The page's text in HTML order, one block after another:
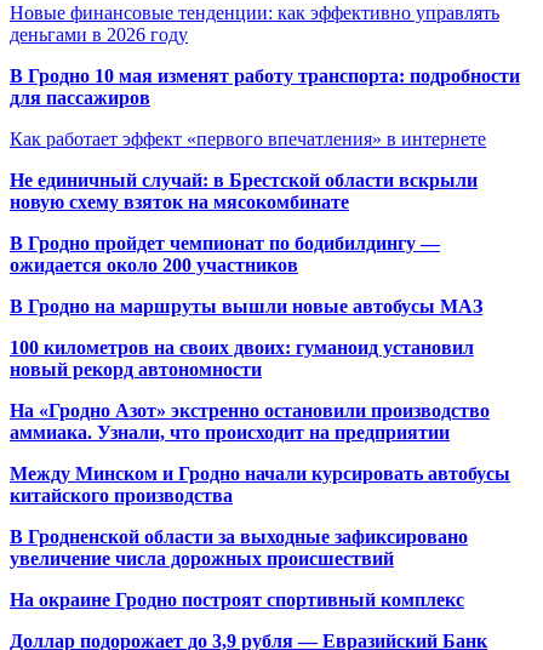
Новые финансовые тенденции: как эффективно управлять
деньгами в 2026 году
В Гродно 10 мая изменят работу транспорта: подробности
для пассажиров
Как работает эффект «первого впечатления» в интернете
Не единичный случай: в Брестской области вскрыли
новую схему взяток на мясокомбинате
В Гродно пройдет чемпионат по бодибилдингу —
ожидается около 200 участников
В Гродно на маршруты вышли новые автобусы МАЗ
100 километров на своих двоих: гуманоид установил
новый рекорд автономности
На «Гродно Азот» экстренно остановили производство
аммиака. Узнали, что происходит на предприятии
Между Минском и Гродно начали курсировать автобусы
китайского производства
В Гродненской области за выходные зафиксировано
увеличение числа дорожных происшествий
На окраине Гродно построят спортивный комплекс
Доллар подорожает до 3,9 рубля — Евразийский Банк